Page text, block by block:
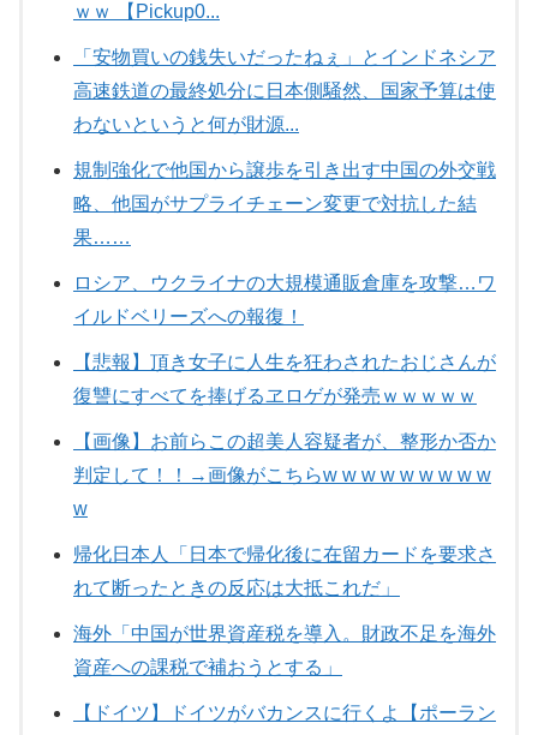
ｗｗ 【Pickup0...
「安物買いの銭失いだったねぇ」とインドネシア
高速鉄道の最終処分に日本側騒然、国家予算は使
わないというと何が財源...
規制強化で他国から譲歩を引き出す中国の外交戦
略、他国がサプライチェーン変更で対抗した結
果……
ロシア、ウクライナの大規模通販倉庫を攻撃…ワ
イルドベリーズへの報復！
【悲報】頂き女子に人生を狂わされたおじさんが
復讐にすべてを捧げるヱロゲが発売ｗｗｗｗｗ
【画像】お前らこの超美人容疑者が、整形か否か
判定して！！→画像がこちらw w w w w w w w w
w
帰化日本人「日本で帰化後に在留カードを要求さ
れて断ったときの反応は大抵これだ」
海外「中国が世界資産税を導入。財政不足を海外
資産への課税で補おうとする」
【ドイツ】ドイツがバカンスに行くよ【ポーラン